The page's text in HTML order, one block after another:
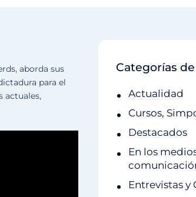
aborda sus
para el
actuales,
Categorías
Actualidad
Cursos,
Destacados
En los
Entrevistas y